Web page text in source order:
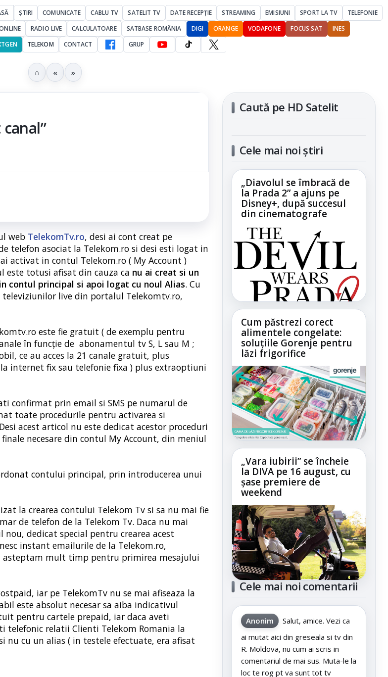
ȘTIRI COMUNICATE CABLU TV SATELIT TV DATE RECEPȚIE STREAMING EMISIUNI SPORT LA TV
TELEFONIE
RADIO LIVE CALCULATOARE SATBASE ROMÂNIA DIGI ORANGE VODAFONE FOCUS SAT
INES
TELEKOM CONTACT GRUP
⌂ « »
web TelekomTv.ro, desi ai cont creat pe
telefon asociat la Telekom.ro si desi esti logat in
activat in contul Telekom.ro ( My Account )
este totusi afisat din cauza ca nu ai creat si un
contul principal si apoi logat cu noul Alias. Cu
live din portalul Telekomtv.ro,
este fie gratuit ( de exemplu pentru
în funcție de abonamentul tv S, L sau M ;
ce au acces la 21 canale gratuit, plus
internet fix sau telefonie fixa ) plus extraoptiuni
confirmat prin email si SMS pe numarul de
toate procedurile pentru activarea si
acest articol nu este dedicat acestor proceduri
necesare din contul My Account, din meniul
contului principal, prin introducerea unui
la crearea contului Telekom Tv si sa nu mai fie
de telefon de la Telekom Tv. Daca nu mai
dedicat special pentru crearea acest
instant emailurile de la Telekom.ro,
asteptam mult timp pentru primirea mesajului
iar pe TelekomTv nu se mai afiseaza la
este absolut necesar sa aiba indicativul
pentru cartele prepaid, iar daca aveti
telefonic relatii Clienti Telekom Romania la
nu cu un alias ( in testele efectuate, era afisat
Caută pe HD Satelit
Cele mai noi știri
„Diavolul se îmbracă de
la Prada 2” a ajuns pe
Disney+, după succesul
din cinematografe
Cum păstrezi corect
alimentele congelate:
soluțiile Gorenje pentru
lăzi frigorifice
„Vara iubirii” se încheie
la DIVA pe 16 august, cu
șase premiere de
weekend
Cele mai noi comentarii
Anonim
Salut, amice. Vezi ca
ai mutat aici din greseala si tv din
R. Moldova, nu cum ai scris in
comentariul de mai sus. Muta-le la
loc te rog pt va sunt tot tv